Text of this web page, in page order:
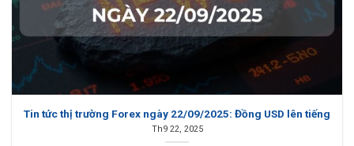
Tin tức thị trường Forex ngày 22/09/2025: Đồng USD lên tiếng
Th9 22, 2025